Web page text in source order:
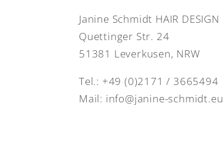
Janine Schmidt HAIR DESIGN
Quettinger Str. 24
51381 Leverkusen, NRW
Tel.: +49 (0)2171 / 3665494
Mail: info@janine-schmidt.eu